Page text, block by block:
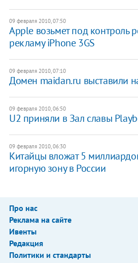
09 февраля 2010, 07:50
Аpple возьмет под контроль
рекламу iPhone 3GS
09 февраля 2010, 07:10
Домен maidan.ru выставили
09 февраля 2010, 06:50
U2 приняли в Зал славы
09 февраля 2010, 06:30
Китайцы вложат 5
игорную зону в России
Про нас
Реклама на сайте
Ивенты
Редакция
Политики и стандарты